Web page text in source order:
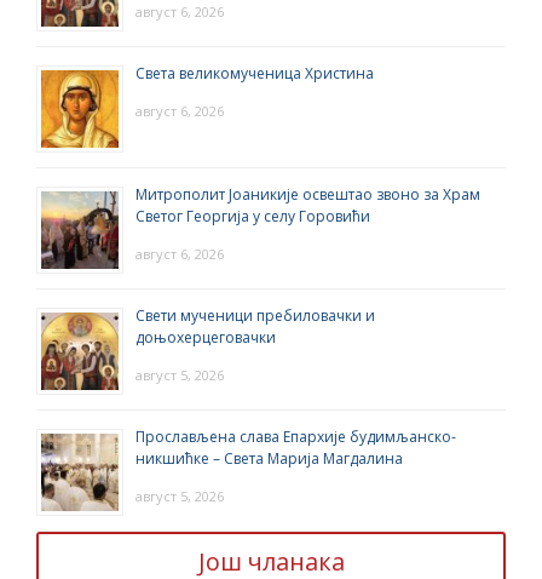
август 6, 2026
Света великомученица Христина
август 6, 2026
Митрополит Јоаникије освештао звоно за Храм
Светог Георгија у селу Горовићи
август 6, 2026
Свети мученици пребиловачки и
доњохерцеговачки
август 5, 2026
Прослављена слава Епархије будимљанско-
никшићке – Света Марија Магдалина
август 5, 2026
Још чланака